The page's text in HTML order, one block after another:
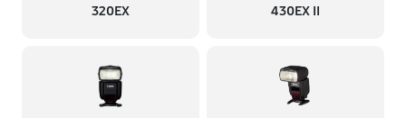
320EX 430EX II